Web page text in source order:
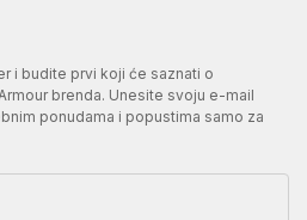
i budite prvi koji će saznati o
brenda. Unesite svoju e-mail
ponudama i popustima samo za